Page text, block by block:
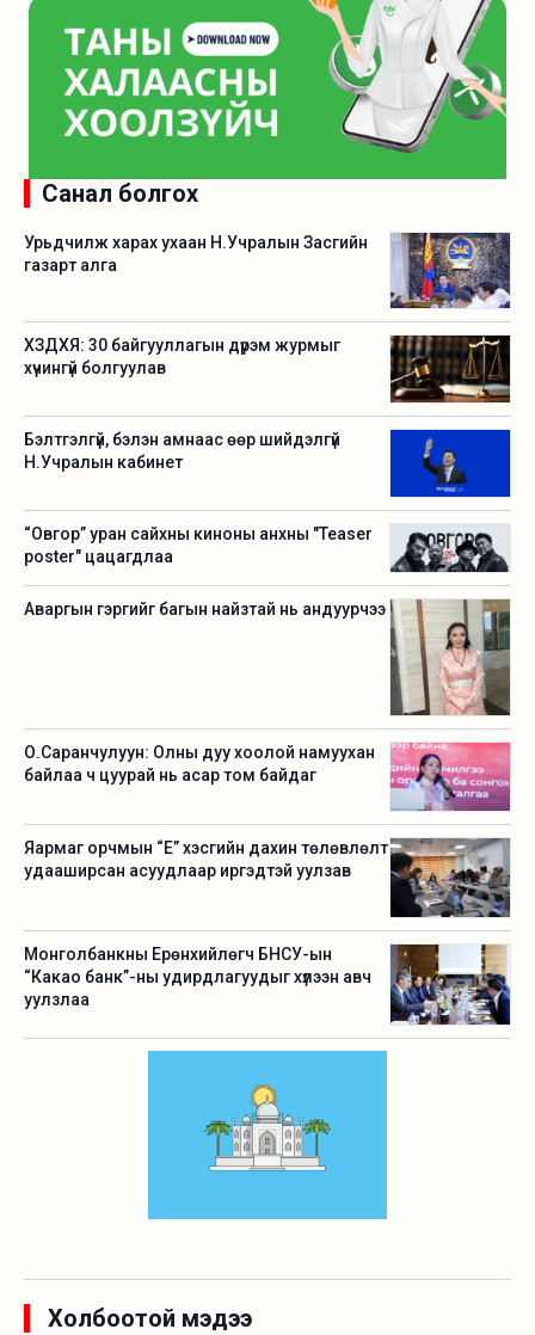
Санал болгох
Урьдчилж харах ухаан Н.Учралын Засгийн
газарт алга
ХЗДХЯ: 30 байгууллагын дүрэм журмыг
хүчингүй болгуулав
Бэлтгэлгүй, бэлэн амнаас өөр шийдэлгүй
Н.Учралын кабинет
“Овгор” уран сайхны киноны анхны "Teaser
poster" цацагдлаа
Аваргын гэргийг багын найзтай нь андуурчээ
О.Саранчулуун: Олны дуу хоолой намуухан
байлаа ч цуурай нь асар том байдаг
Яармаг орчмын “Е” хэсгийн дахин төлөвлөлт
удааширсан асуудлаар иргэдтэй уулзав
Монголбанкны Ерөнхийлөгч БНСУ-ын
“Какао банк”-ны удирдлагуудыг хүлээн авч
уулзлаа
Холбоотой мэдээ